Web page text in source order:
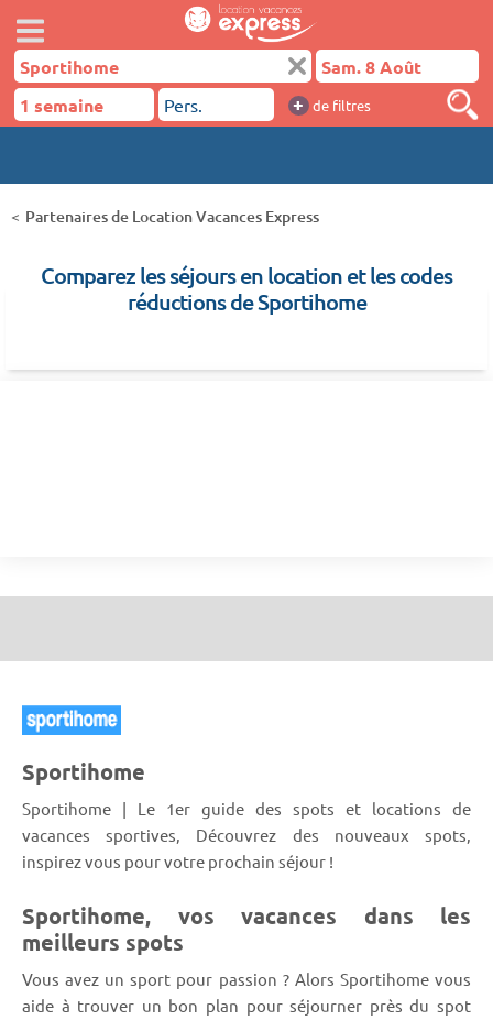
+ de filtres
Partenaires de Location Vacances Express
Comparez les séjours en location et les codes
réductions de Sportihome
Sportihome
Sportihome | Le 1er guide des spots et locations de
vacances sportives, Découvrez des nouveaux spots,
inspirez vous pour votre prochain séjour !
Sportihome, vos vacances dans les
meilleurs spots
Vous avez un sport pour passion ? Alors Sportihome vous
aide à trouver un bon plan pour séjourner près du spot